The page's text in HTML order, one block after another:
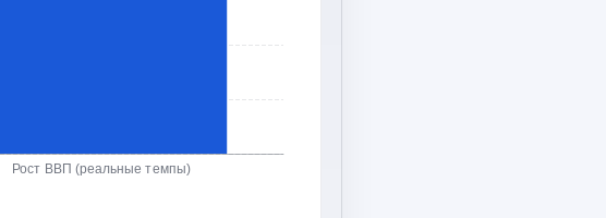
Рост ВВП (реальные темпы)